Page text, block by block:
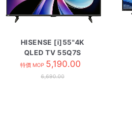
HISENSE [i]55"4K
QLED TV 55Q7S
特價 MOP 5,190.00
6,690.00